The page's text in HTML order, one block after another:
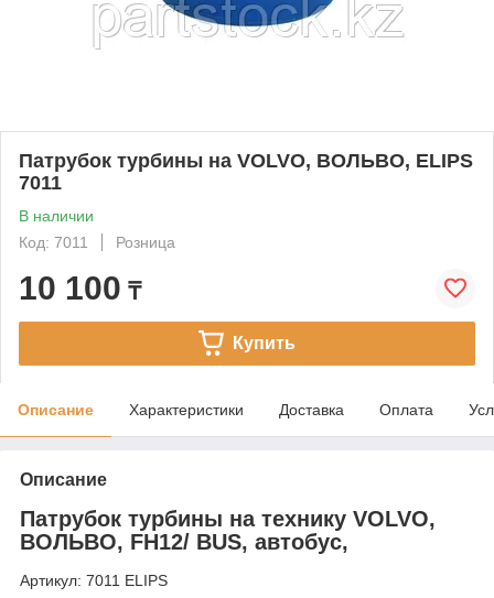
Патрубок турбины на VOLVO, ВОЛЬВО, ELIPS
7011
В наличии
Код: 7011
Розница
10 100 ₸
Купить
Описание Характеристики Доставка Оплата
Описание
Патрубок турбины на технику VOLVO,
ВОЛЬВО, FH12/ BUS, автобус,
Артикул: 7011 ELIPS